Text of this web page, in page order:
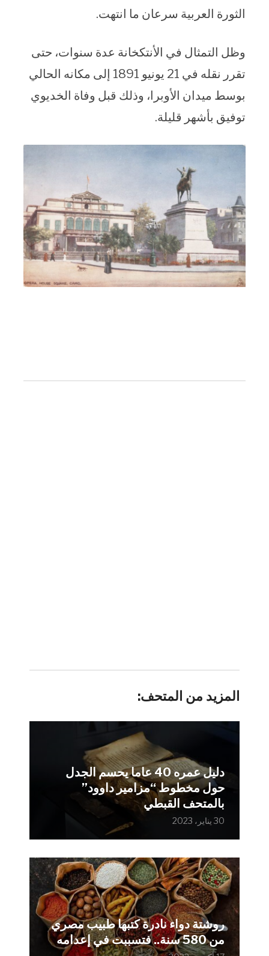
الثورة العربية سرعان ما انتهت.
وظل التمثال في الأنتكخانة عدة سنوات، حتى
تقرر نقله في 21 يونيو 1891 إلى مكانه الحالي
بوسط ميدان الأوبرا، وذلك قبل وفاة الخديوي
توفيق بأشهر قليلة.
المزيد من المتحف:
دليل عمره 40 عاما يحسم الجدل
حول مخطوط “مزامير داوود”
بالمتحف القبطي
30 يناير، 2023
روشتة دواء نادرة كتبها طبيب مصري
من 580 سنة.. فتسببت في إعدامه